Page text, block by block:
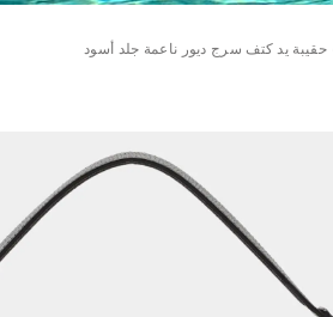
حقيبة يد كتف سرج ديور ناعمة جلد أسود